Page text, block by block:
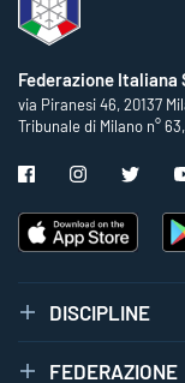
Federazione
via Piranesi 46, 20137
Tribunale di Milano n°
DISCIPLINE
FEDERAZIONE